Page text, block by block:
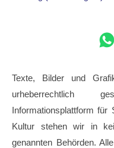
Texte, Bilder und
urheberrechtlich
Informationsplattform für
Kultur stehen wir in
genannten Behörden.